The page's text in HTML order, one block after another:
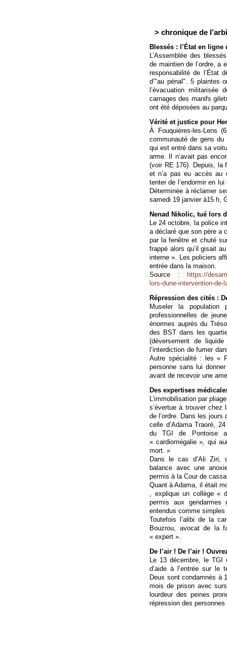
> chronique de
Blessés : l’État en ligne
L’Assemblée des
de maintien de l’ordre, a
responsabilité de l’État
d’"au pénal". 5 plaintes
l’évacuation
carnages des manifs
ont été déposées au
Vérité et justice pour
À Fouquières-les-Lens
communauté de gens
qui est entré dans sa
arme. Il n’avait pas
(voir RE 176). Depuis, la
et n’a pas eu accès au
tenter de l’endormir en
Déterminée à réclamer
samedi 19 janvier à15 h,
Nenad Nikolic, tué lors
Le 24 octobre, la police
a déclaré que son père a
par la fenêtre et chuté
frappé alors qu’il gisait
interne ». Les policiers
entrée dans la maison.
Source :
https://
lors-dune-intervention-
Répression des cités :
Museler la population
professionnelles de
énormes auprès du
des BST dans les
(déversement de
l’interdiction de fumer
Autre spécialité : les «
personne sans lui
avant de recevoir une
Des expertises
L’immobilisation par
s’évertue à trouver
de l’ordre. Dans les
celle d’Adama Traoré,
du TGI de Pontoise
« cardiomégalie », qui
mort. »
Dans le cas d’Ali Ziri,
balance avec une
permis à la Cour de
Quant à Adama, il était
, explique un collège «
permis aux gendarmes
entendus comme
Toutefois l’alibi de la
Bouzrou, avocat de la
« expert ».
De l’air ! De l’air !
Le 13 décembre, le TGI
d’aide à l’entrée sur le
Deux sont condamnés à
mois de prison avec
lourdeur des peines
répression des